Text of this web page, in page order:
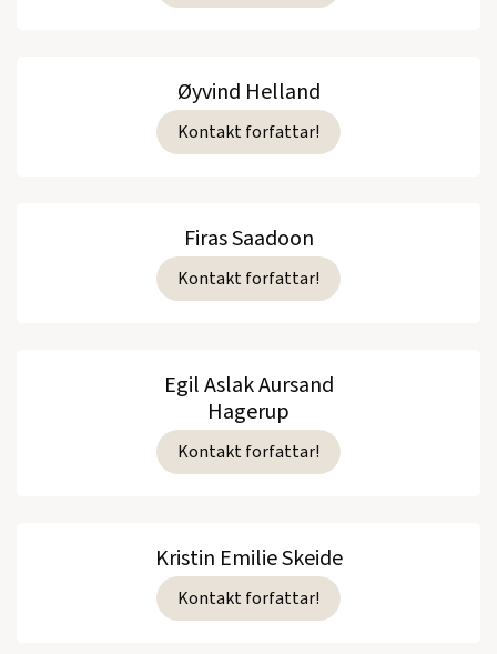
Øyvind Helland
Kontakt forfattar!
Firas Saadoon
Kontakt forfattar!
Egil Aslak Aursand
Hagerup
Kontakt forfattar!
Kristin Emilie Skeide
Kontakt forfattar!